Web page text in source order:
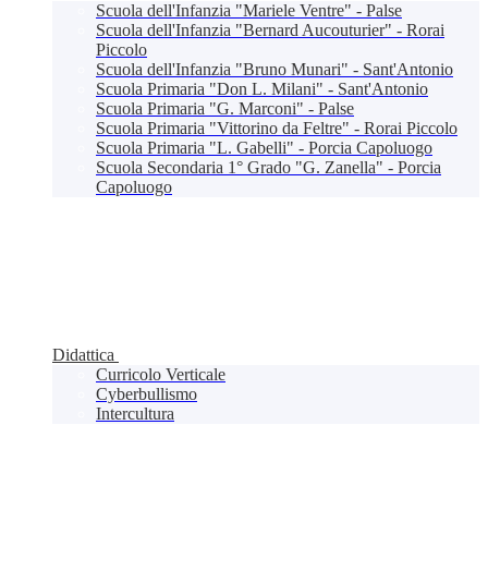
Scuola dell'Infanzia "Mariele Ventre" - Palse
Scuola dell'Infanzia "Bernard Aucouturier" - Rorai
Piccolo
Scuola dell'Infanzia "Bruno Munari" - Sant'Antonio
Scuola Primaria "Don L. Milani" - Sant'Antonio
Scuola Primaria "G. Marconi" - Palse
Scuola Primaria "Vittorino da Feltre" - Rorai Piccolo
Scuola Primaria "L. Gabelli" - Porcia Capoluogo
Scuola Secondaria 1° Grado "G. Zanella" - Porcia
Capoluogo
Didattica
Curricolo Verticale
Cyberbullismo
Intercultura